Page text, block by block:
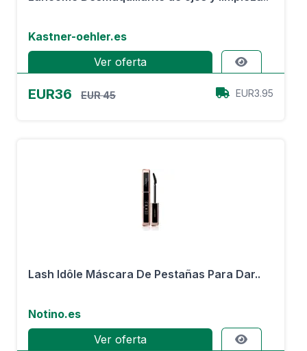
Kastner-oehler.es
Ver oferta
EUR36 EUR 45 EUR3.95
Lash Idôle Máscara De Pestañas Para Dar..
Notino.es
Ver oferta